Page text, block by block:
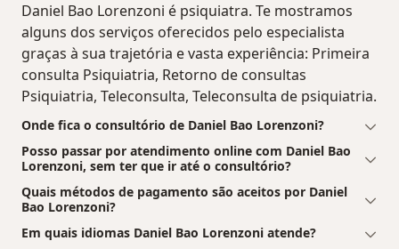
Daniel Bao Lorenzoni é psiquiatra. Te mostramos
alguns dos serviços oferecidos pelo especialista
graças à sua trajetória e vasta experiência: Primeira
consulta Psiquiatria, Retorno de consultas
Psiquiatria, Teleconsulta, Teleconsulta de psiquiatria.
Onde fica o consultório de Daniel Bao Lorenzoni?
Posso passar por atendimento online com Daniel Bao
Lorenzoni, sem ter que ir até o consultório?
Quais métodos de pagamento são aceitos por Daniel
Bao Lorenzoni?
Em quais idiomas Daniel Bao Lorenzoni atende?